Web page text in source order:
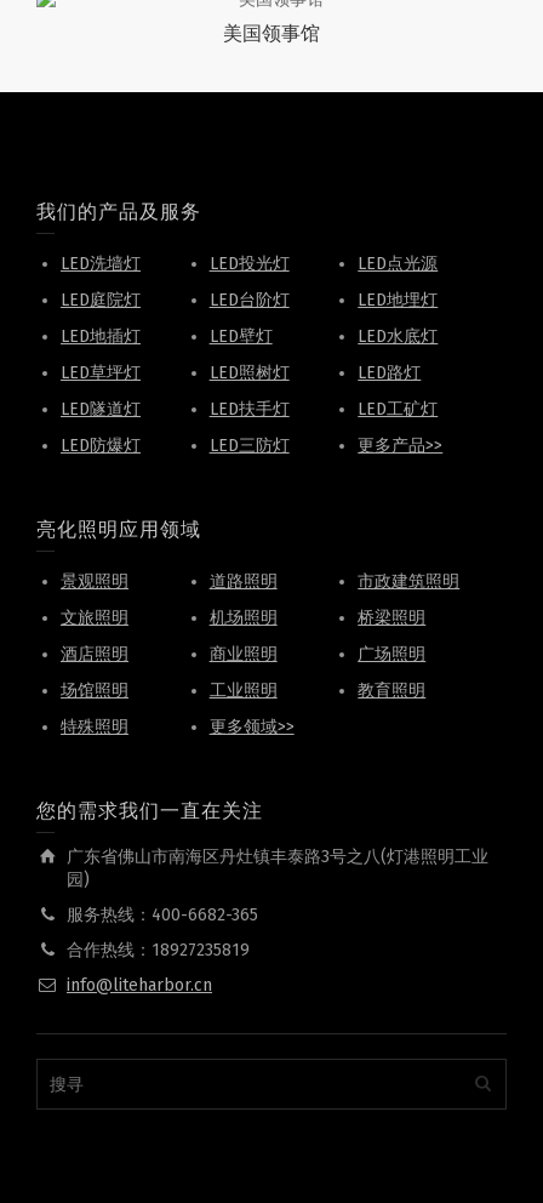
美国领事馆
我们的产品及服务
LED洗墙灯 LED投光灯
LED点光源
LED庭院灯
LED台阶灯
LED地埋灯
LED地插灯
LED壁灯
LED水底灯
LED草坪灯
LED照树灯
LED路灯
LED隧道灯
LED扶手灯
LED工矿灯
LED防爆灯
LED三防灯 更多产品>>
亮化照明应用领域
景观照明 道路照明
市政建筑照明
文旅照明
机场照明
桥梁照明
酒店照明
商业照明
广场照明
场馆照明
工业照明
教育照明
特殊照明
更多领域>>
您的需求我们一直在关注
广东省佛山市南海区丹灶镇丰泰路3号之八(灯港照明工业
园)
服务热线：400-6682-365
合作热线：18927235819
info@liteharbor.cn